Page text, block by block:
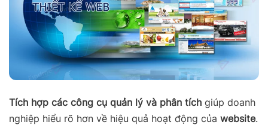
Tích hợp các công cụ quản lý và phân tích giúp doanh
nghiệp hiểu rõ hơn về hiệu quả hoạt động của website.